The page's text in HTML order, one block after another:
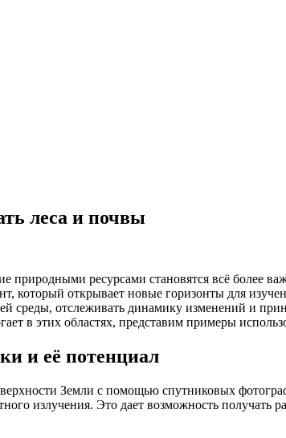
леса и почвы
природными ресурсами становятся всё более
который открывает новые горизонты для
среды, отслеживать динамику изменений и
в этих областях, представим примеры
и её потенциал
Земли с помощью спутниковых
излучения. Это дает возможность получать